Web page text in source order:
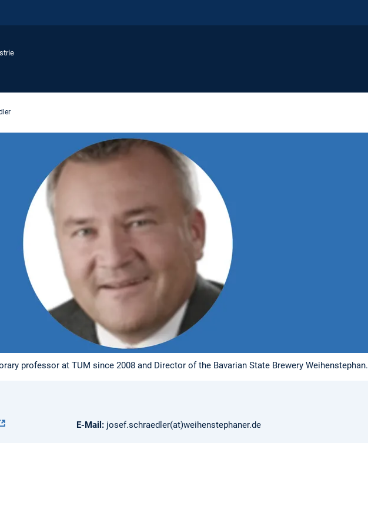
professor at TUM since 2008 and Director of the Bavarian State Brewery Weihenstephan.
E-Mail: josef.schraedler(at)weihenstephaner.de